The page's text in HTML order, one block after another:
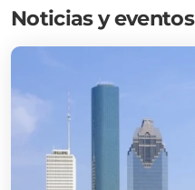
Noticias y eventos